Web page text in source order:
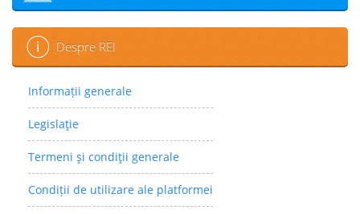
Despre REI
Informații generale
Legislaţie
Termeni şi condiţii generale
Condiții de utilizare ale platformei